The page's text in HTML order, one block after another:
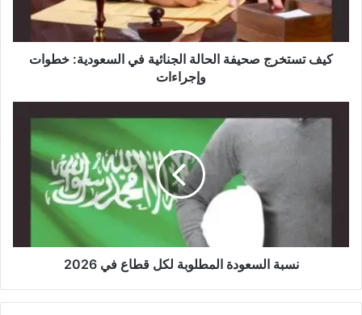
كيف تستخرج صحيفة الحالة الجنائية في السعودية: خطوات
وإجراءات
نسبة السعودة المطلوبة لكل قطاع في 2026